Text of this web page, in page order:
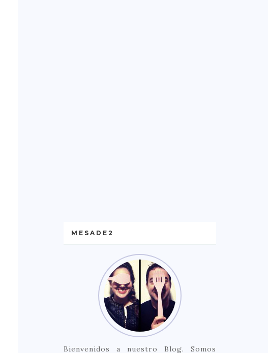
MESADE2
Bienvenidos a nuestro Blog. Somos